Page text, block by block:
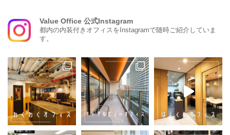
Value Office 公式Instagram
都内の内装付きオフィスをInstagramで随時ご紹介していま
す。